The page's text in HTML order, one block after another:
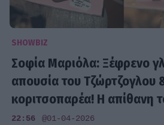
SHOWBIZ
Σοφία Μαριόλα: Ξέφρενο
απουσία του Τζώρτζογλου
κοριτσοπαρέα! Η απίθανη
22:56 @01-04-2026